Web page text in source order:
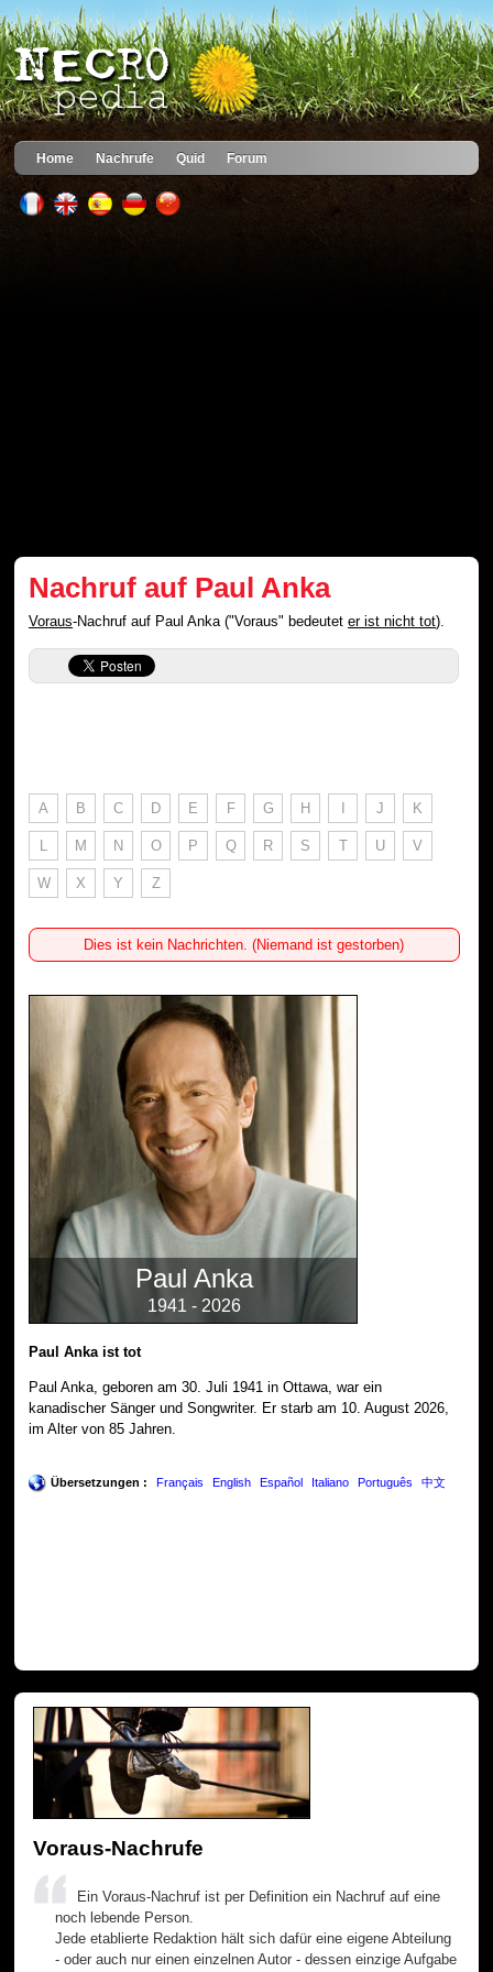
Home Nachrufe Quid Forum
Nachruf auf Paul Anka
Voraus-Nachruf auf Paul Anka ("Voraus" bedeuteter ist nicht tot).
A B C D E F G H I J K
L M N O P Q R S T U V
W X Y Z
Dies ist kein Nachrichten. (Niemand ist gestorben)
Paul Anka
1941 - 2026
Paul Anka ist tot
Paul Anka, geboren am 30. Juli 1941 in Ottawa, war ein
kanadischer Sänger und Songwriter. Er starb am 10. August 2026,
im Alter von 85 Jahren.
Übersetzungen : Français English Español Italiano Português 中文
Voraus-Nachrufe
Ein Voraus-Nachruf ist per Definition ein Nachruf auf eine
noch lebende Person.
Jede etablierte Redaktion hält sich dafür eine eigene Abteilung
- oder auch nur einen einzelnen Autor - dessen einzige Aufgabe